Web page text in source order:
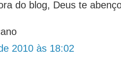
do blog, Deus te
2010 às 18:02